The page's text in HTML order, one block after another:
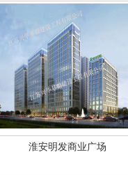
淮安明发商业广场